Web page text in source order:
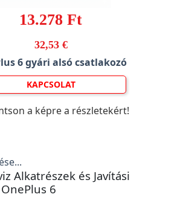
13.278 Ft
32,53 €
6 gyári alsó csatlakozó
KAPCSOLAT
a képre a részletekért!
Alkatrészek és Javítási
6